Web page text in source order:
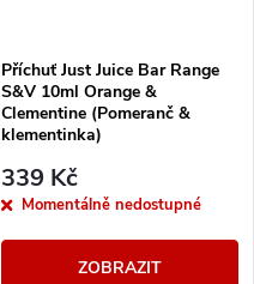
Příchuť Just Juice Bar Range
S&V 10ml Orange &
Clementine (Pomeranč &
klementinka)
339 Kč
Momentálně nedostupné
ZOBRAZIT